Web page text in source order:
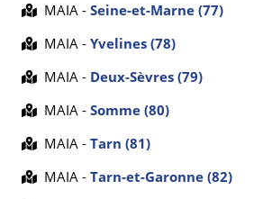
MAIA - Seine-et-Marne (77)
MAIA - Yvelines (78)
MAIA - Deux-Sèvres (79)
MAIA - Somme (80)
MAIA - Tarn (81)
MAIA - Tarn-et-Garonne (82)